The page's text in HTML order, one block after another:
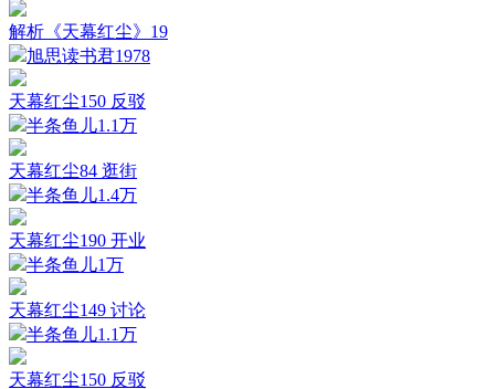
解析《天幕红尘》19
旭思读书君1978
天幕红尘150 反驳
半条鱼儿1.1万
天幕红尘84 逛街
半条鱼儿1.4万
天幕红尘190 开业
半条鱼儿1万
天幕红尘149 讨论
半条鱼儿1.1万
天幕红尘150 反驳